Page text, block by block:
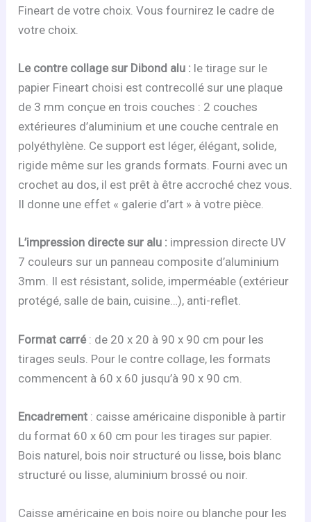
Fineart de votre choix. Vous fournirez le cadre de
votre choix.
Le contre collage sur Dibond alu : le tirage sur le
papier Fineart choisi est contrecollé sur une plaque
de 3 mm conçue en trois couches : 2 couches
extérieures d’aluminium et une couche centrale en
polyéthylène. Ce support est léger, élégant, solide,
rigide même sur les grands formats. Fourni avec un
crochet au dos, il est prêt à être accroché chez vous.
Il donne une effet « galerie d’art » à votre pièce.
L’impression directe sur alu : impression directe UV
7 couleurs sur un panneau composite d’aluminium
3mm. Il est résistant, solide, imperméable (extérieur
protégé, salle de bain, cuisine…), anti-reflet.
Format carré: de 20 x 20 à 90 x 90 cm pour les
tirages seuls. Pour le contre collage, les formats
commencent à 60 x 60 jusqu’à 90 x 90 cm.
Encadrement : caisse américaine disponible à partir
du format 60 x 60 cm pour les tirages sur papier.
Bois naturel, bois noir structuré ou lisse, bois blanc
structuré ou lisse, aluminium brossé ou noir.
Caisse américaine en bois noire ou blanche pour les